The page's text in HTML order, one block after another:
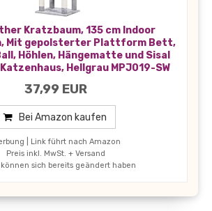
Kratzbaum, 135 cm Indoor
Mit gepolsterter Plattform Bett,
Höhlen, Hängematte und Sisal
Hellgrau MPJ019-SW
37,99 EUR
Bei Amazon kaufen
| Link führt nach Amazon
Preis inkl. MwSt. + Versand
können sich bereits geändert haben